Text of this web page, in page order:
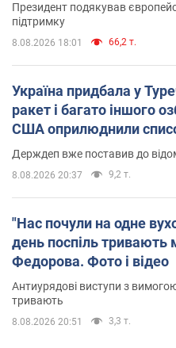
Президент подякував
підтримку
8.08.2026 18:01 66,2 т.
Україна придбала у
ракет і багато іншого
США оприлюднили
Держдеп вже поставив до
8.08.2026 20:37 9,2 т.
"Нас почули на одне
день поспіль тривають
Федорова. Фото і відео
Антиурядові виступи з
тривають
8.08.2026 20:51 3,3 т.